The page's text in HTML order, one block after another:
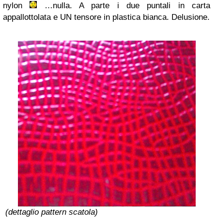
nylon
…nulla. A parte i due puntali in carta
appallottolata e UN tensore in plastica bianca. Delusione.
(dettaglio pattern scatola)